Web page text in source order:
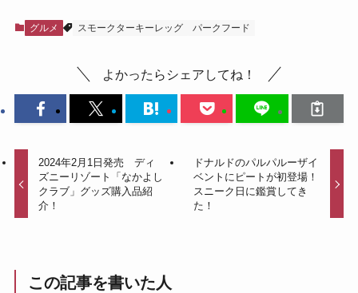
グルメ スモークターキーレッグ パークフード
よかったらシェアしてね！
2024年2月1日発売 ディ
ズニーリゾート「なかよし
クラブ」グッズ購入品紹
介！
ドナルドのパルパルーザイ
ベントにピートが初登場！
スニーク日に鑑賞してき
た！
この記事を書いた人